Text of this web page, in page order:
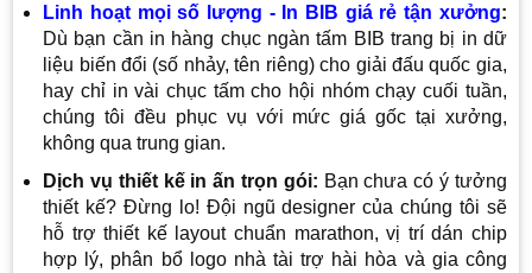
Linh hoạt mọi số lượng - In BIB giá rẻ tận xưởng:
Dù bạn cần in hàng chục ngàn tấm BIB trang bị in dữ
liệu biến đổi (số nhảy, tên riêng) cho giải đấu quốc gia,
hay chỉ in vài chục tấm cho hội nhóm chạy cuối tuần,
chúng tôi đều phục vụ với mức giá gốc tại xưởng,
không qua trung gian.
Dịch vụ thiết kế in ấn trọn gói: Bạn chưa có ý tưởng
thiết kế? Đừng lo! Đội ngũ designer của chúng tôi sẽ
hỗ trợ thiết kế layout chuẩn marathon, vị trí dán chip
hợp lý, phân bổ logo nhà tài trợ hài hòa và gia công